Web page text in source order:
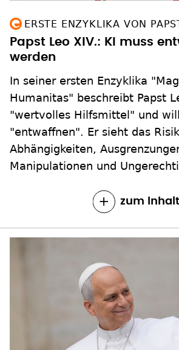
ERSTE ENZYKLIKA VON
Papst Leo XIV.: KI muss
werden
In seiner ersten Enzyklika
Humanitas" beschreibt Papst
"wertvolles Hilfsmittel" und
"entwaffnen". Er sieht das
Abhängigkeiten,
Manipulationen und
zum Inhalt